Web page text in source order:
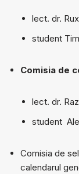
lect. dr.
student
Comisia de
lect. dr.
student
Comisia de
calendarul